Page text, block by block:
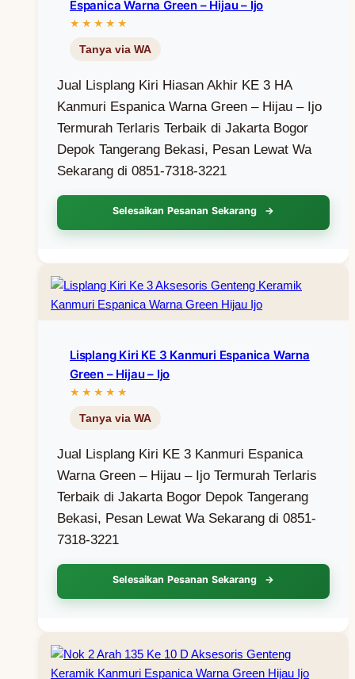
Espanica Warna Green – Hijau – Ijo
Jual Lisplang Kiri Hiasan Akhir KE 3 HA
Kanmuri Espanica Warna Green – Hijau – Ijo
Termurah Terlaris Terbaik di Jakarta Bogor
Depok Tangerang Bekasi, Pesan Lewat Wa
Sekarang di 0851-7318-3221
Selesaikan Pesanan Sekarang
Lisplang Kiri KE 3 Kanmuri Espanica Warna
Green – Hijau – Ijo
Jual Lisplang Kiri KE 3 Kanmuri Espanica
Warna Green – Hijau – Ijo Termurah Terlaris
Terbaik di Jakarta Bogor Depok Tangerang
Bekasi, Pesan Lewat Wa Sekarang di 0851-
7318-3221
Selesaikan Pesanan Sekarang